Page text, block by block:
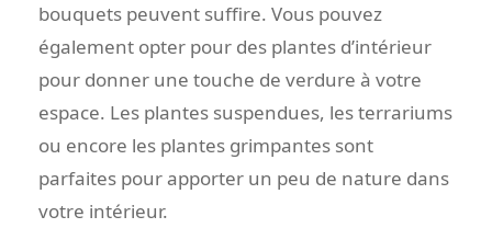
bouquets peuvent suffire. Vous pouvez
également opter pour des plantes d’intérieur
pour donner une touche de verdure à votre
espace. Les plantes suspendues, les terrariums
ou encore les plantes grimpantes sont
parfaites pour apporter un peu de nature dans
votre intérieur.